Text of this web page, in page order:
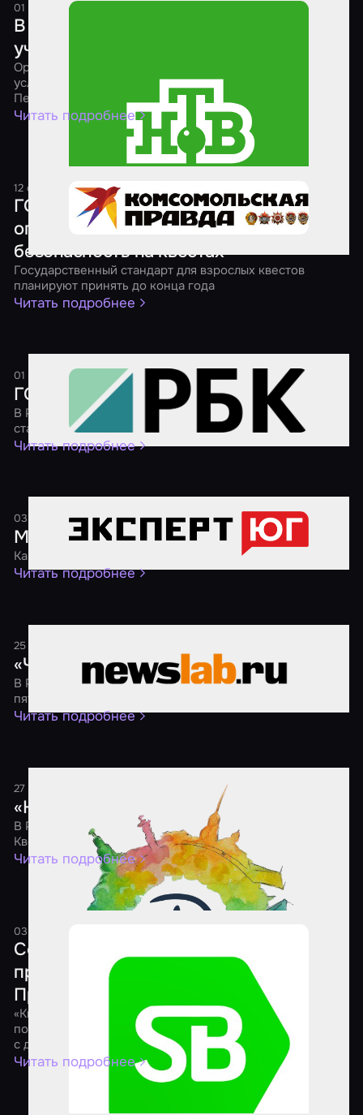
01 марта 2025
В Петербурге хотят запретить детям
участвовать в экстремальных квестах
Организаторам реалистичных ролевых игр намерены
усложнить жизнь члены Молодежного парламента
Петербурга
Читать подробнее
12 октября 20241 минута
ГОСТы, рейтинги и возрастные
ограничения: как обеспечивают
безопасность на квестах
Государственный стандарт для взрослых квестов
планируют принять до конца года
Читать подробнее
01 сентября 2024 1 минута
ГОСТ для квестов
В России началась разработка государственного
стандарта для организаторов квестов
Читать подробнее
03 августа 20241 минута
Молодежь предпочитает хорроры
Как сегодня развивается индустрия квестов на Юге
Читать подробнее
25 ноября 2021
«Черная пятница 2021»
В России пройдет традиционная акция «Черная
пятница» со скидками на квесты от 40 %
Читать подробнее
27 мая 2021
«Ночь Квестов 2021»
В России состоится шестая ежегодная акция «Ночь
Квестов»
Читать подробнее
03 апреля 2021
Состоялся онлайн-форум для
представителей квест-индустрии
Приволжского федерального округа
«КвестФорум» – это инфраструктура, цель которой
помочь предпринимателям через взаимодействие друг
с другом улучшить свой бизнес, найти новые решения
Читать подробнее